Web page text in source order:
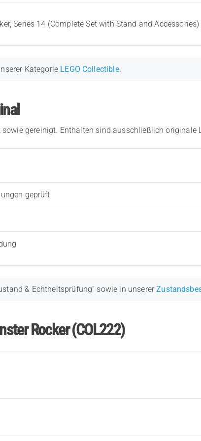
Series 14 (Complete Set with Stand and
Kategorie LEGO Collectible.
gereinigt. Enthalten sind ausschließlich originale
geprüft
& Echtheitsprüfung“ sowie in unserer
Rocker (COL222)